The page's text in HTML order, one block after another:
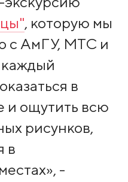
, которую мы
с АмГУ, МТС и
в
и ощутить всю
рисунков,
в
-